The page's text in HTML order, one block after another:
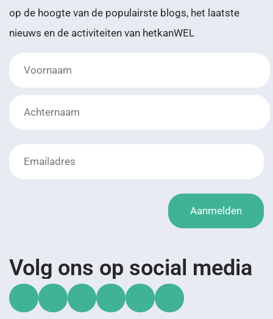
op de hoogte van de populairste blogs, het laatste
nieuws en de activiteiten van hetkanWEL
Aanmelden
Volg ons op social media